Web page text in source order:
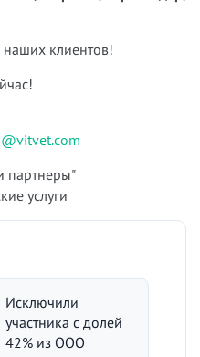
наших клиентов!
партнеры"
услуги
Исключили
участника с долей
42% из ООО